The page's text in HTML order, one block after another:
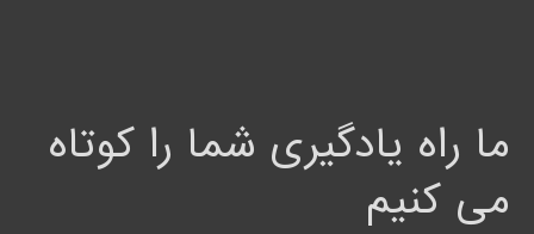
ما راه یادگیری شما را کوتاه
می کنیم